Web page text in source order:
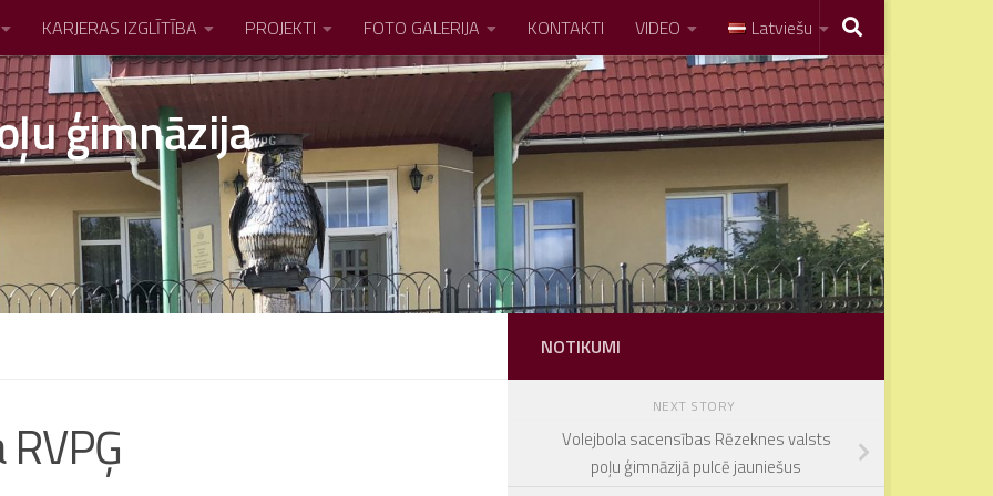
KARJERAS IZGLĪTĪBA PROJEKTI FOTO GALERIJA KONTAKTI VIDEO Latviešu
ģimnāzija
NOTIKUMI
NEXT STORY
Volejbola sacensības Rēzeknes valsts
poļu ģimnāzijā pulcē jauniešus